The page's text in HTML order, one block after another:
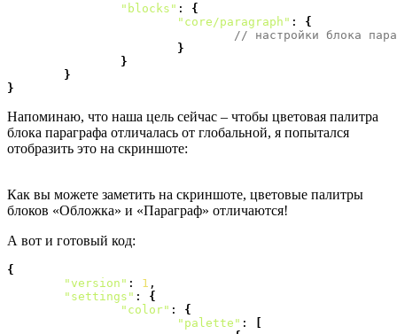
"blocks" : {
"core/paragraph" : {
// настройки блока
}
}
}
}
Напоминаю, что наша цель сейчас – чтобы цветовая палитра
блока параграфа отличалась от глобальной, я попытался
отобразить это на скриншоте:
Как вы можете заметить на скриншоте, цветовые палитры
блоков «Обложка» и «Параграф» отличаются!
А вот и готовый код:
{
"version" : 1 ,
"settings" : {
"color" : {
"palette" :